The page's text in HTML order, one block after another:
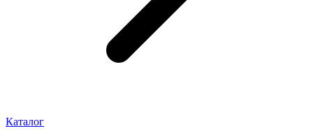
Каталог